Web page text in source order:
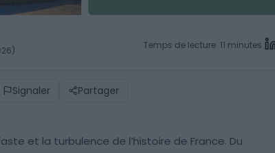
Temps de lecture: 11 minutes
Signaler Partager
et la turbulence de l’histoire de France. Du